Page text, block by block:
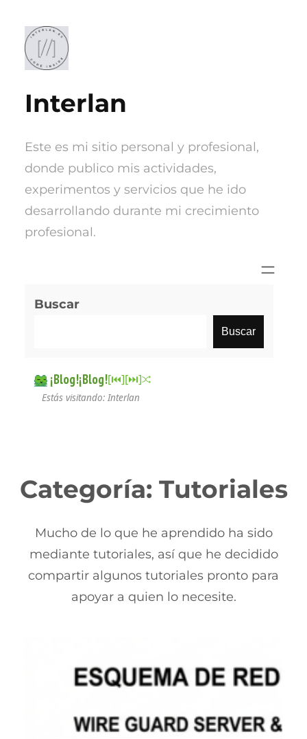
contenido
Interlan
Este es mi sitio personal y profesional,
donde publico mis actividades,
experimentos y servicios que he ido
desarrollando durante mi crecimiento
profesional.
Buscar
Buscar
¡Blog!¡Blog![⏮︎][⏭︎]
Estás visitando: Interlan
Categoría: Tutoriales
Mucho de lo que he aprendido ha sido
mediante tutoriales, así que he decidido
compartir algunos tutoriales pronto para
apoyar a quien lo necesite.